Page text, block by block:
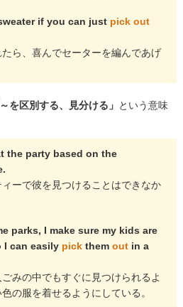
if you can just pick out
ら、喜んでセーターを編んであげ
～を区別する、見分ける」 という意味
the party based on the
ーで彼を見つけることはできなか
parks, I make sure my kids are
I can easily pick them out in a
みの中でもすぐに見つけられるよ
の服を着せるようにしている。